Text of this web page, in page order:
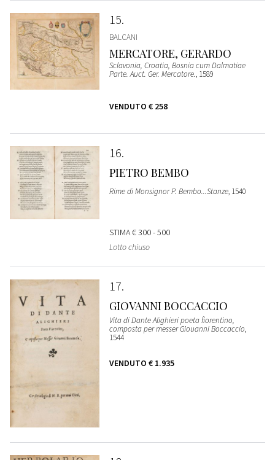
15
BALCANI
MERCATORE, GERARDO
Sclavonia, Croatia, Bosnia cum Dalmatiae
Parte. Auct. Ger. Mercatore., 1589
VENDUTO € 258
16
PIETRO BEMBO
Rime di Monsignor P. Bembo...Stanze, 1540
STIMA€ 300 - 500
Lotto chiuso
17
GIOVANNI BOCCACCIO
Vita di Dante Alighieri poeta fiorentino,
composta per messer Giouanni Boccaccio,
1544
VENDUTO € 1.935